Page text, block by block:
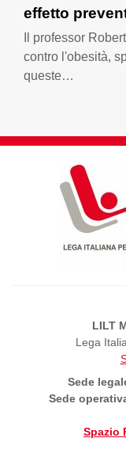
effetto
Il professor
contro l'obesità,
queste…
LILT
Lega
Sede
Sede
Spazio